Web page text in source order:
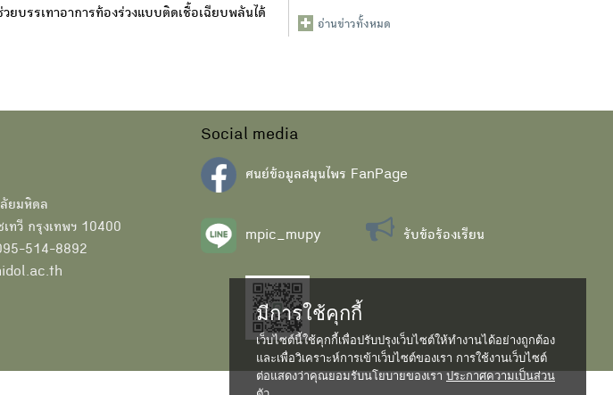
ยบรรเทาอาการท้องร่วงแบบติดเชื้อเฉียบพลันได้
อ่านข่าวทั้งหมด
ยมหิดล
ทวี กรุงเทพฯ 10400
514-8892
Social media
ศนย์ข้อมูลสมุนไพร FanPage
mpic_mupy รับข้อร้องเรียน
มีการใช้คุกกี้
เว็บไซต์นี้ใช้คุกกี้เพื่อปรับปรุงเว็บไซต์ให้ทำงานได้อย่างถูกต้อง
และเพื่อวิเคราะห์การเข้าเว็บไซต์ของเรา การใช้งานเว็บไซต์
ต่อแสดงว่าคุณยอมรับนโยบายของเรา ประกาศความเป็นส่วน